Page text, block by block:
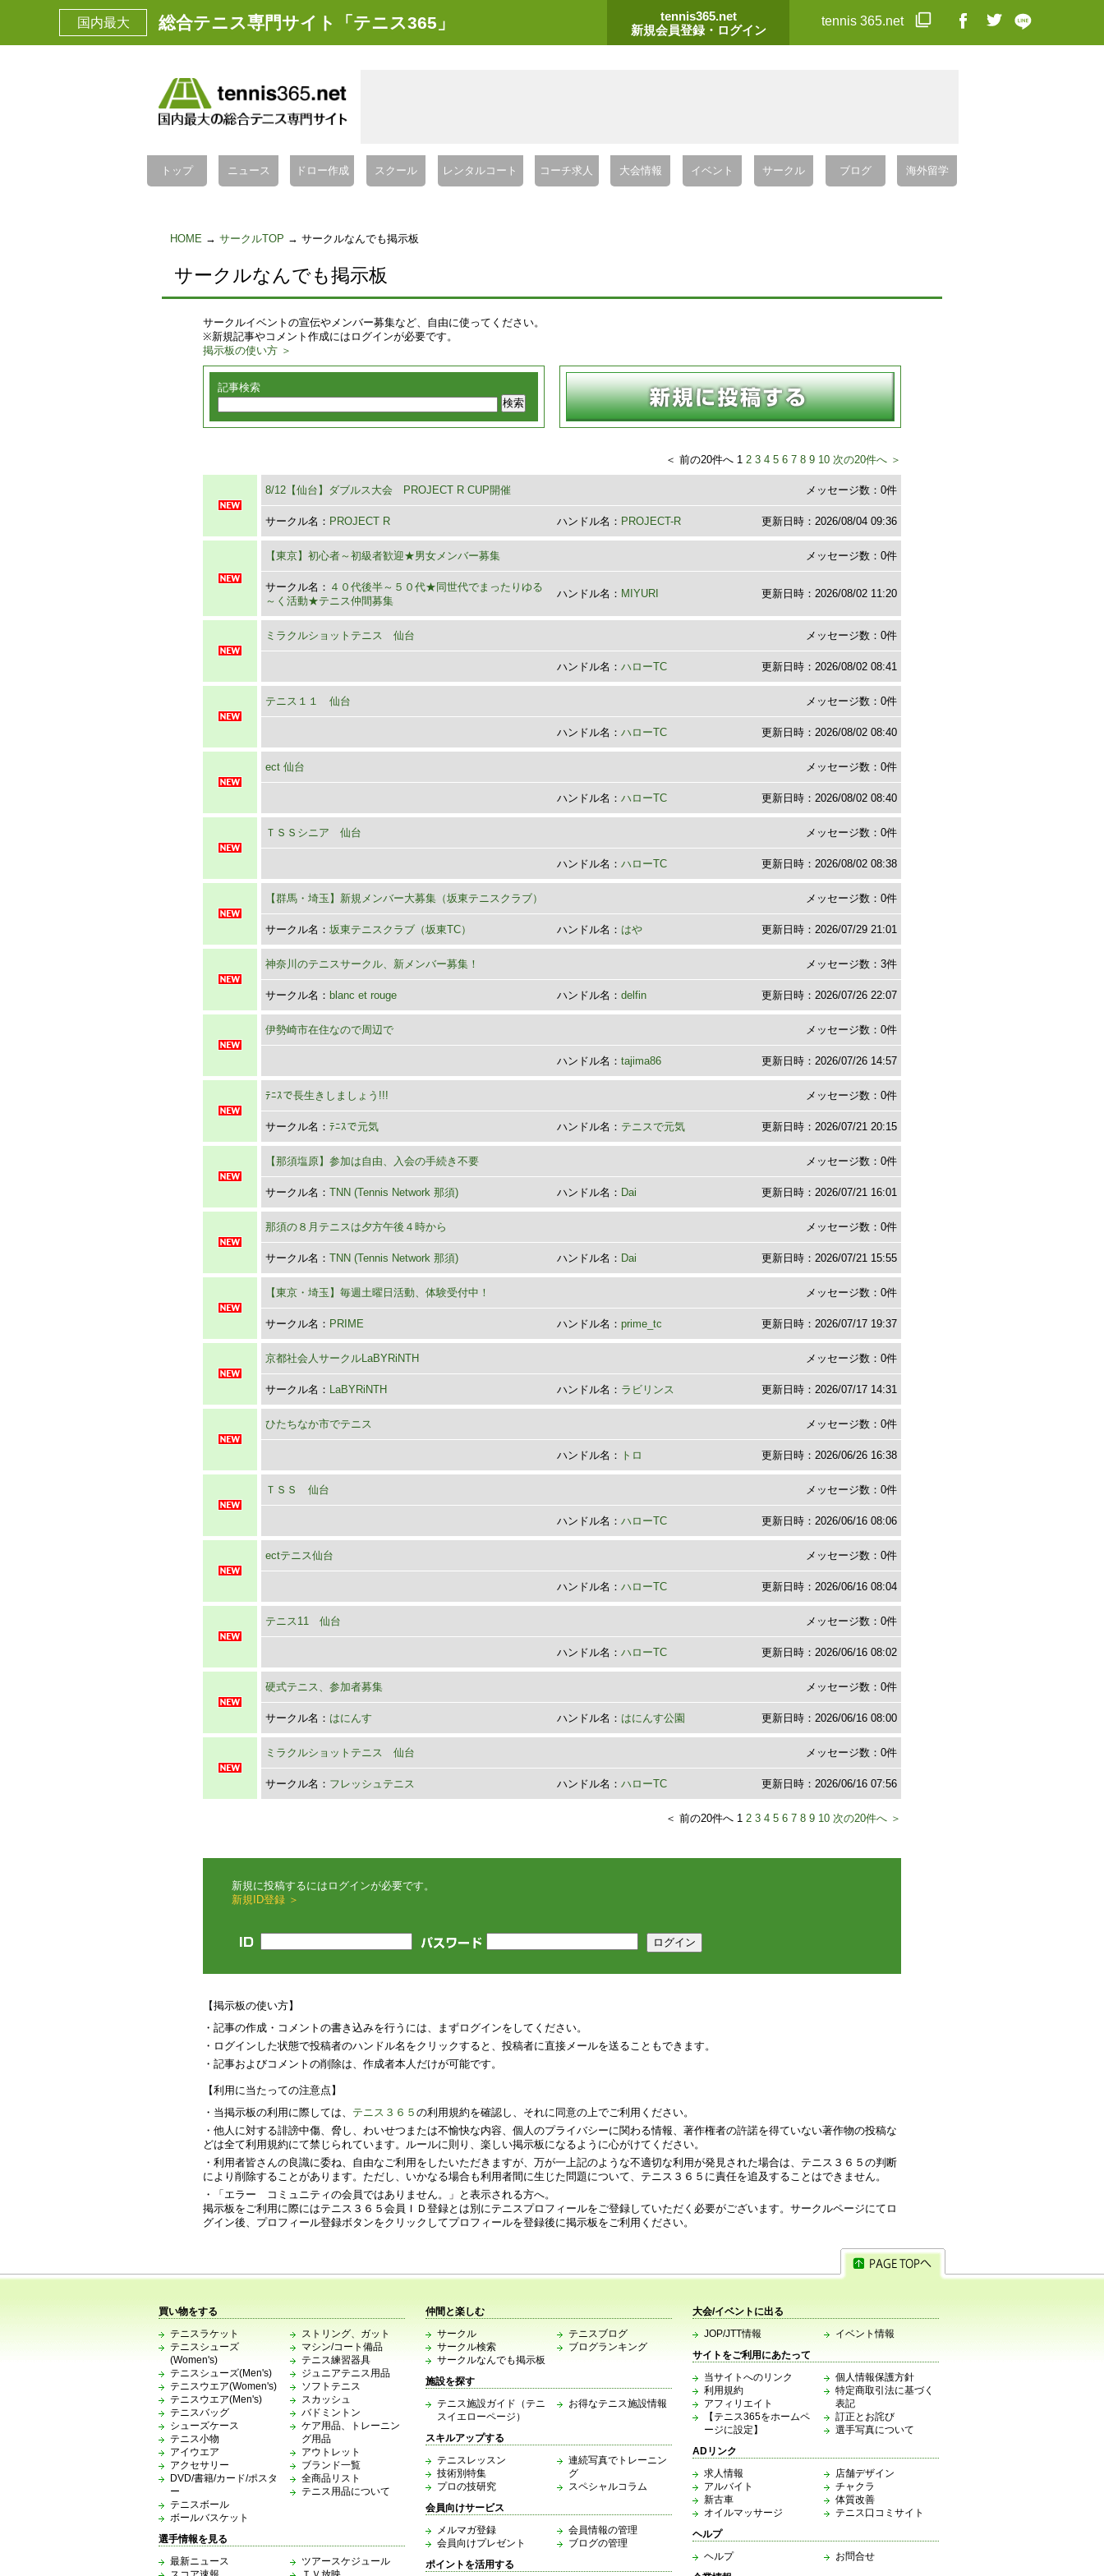
国内最大 総合テニス専門サイト「テニス365」
tennis365.net
新規会員登録・ログイン
tennis 365.net
トップ ニュース ドロー作成 スクール レンタルコート コーチ求人 大会情報 イベント サークル ブログ 海外留学
HOME → サークルTOP → サークルなんでも掲示板
サークルなんでも掲示板
サークルイベントの宣伝やメンバー募集など、自由に使ってください。
※新規記事やコメント作成にはログインが必要です。
掲示板の使い方 ＞
記事検索
＜ 前の20件へ 1 2 3 4 5 6 7 8 9 10 次の20件へ ＞
8/12【仙台】ダブルス大会 PROJECT R CUP開催 メッセージ数：0件
サークル名： PROJECT R ハンドル名： PROJECT-R 更新日時：2026/08/04 09:36
【東京】初心者～初級者歓迎★男女メンバー募集 メッセージ数：0件
サークル名： ４０代後半～５０代★同世代でまったりゆる
～く活動★テニス仲間募集
ハンドル名： MIYURI 更新日時：2026/08/02 11:20
ミラクルショットテニス 仙台 メッセージ数：0件
ハンドル名： ハローTC 更新日時：2026/08/02 08:41
テニス１１ 仙台 メッセージ数：0件
ハンドル名： ハローTC 更新日時：2026/08/02 08:40
ect 仙台 メッセージ数：0件
ハンドル名： ハローTC 更新日時：2026/08/02 08:40
ＴＳＳシニア 仙台 メッセージ数：0件
ハンドル名： ハローTC 更新日時：2026/08/02 08:38
【群馬・埼玉】新規メンバー大募集（坂東テニスクラブ） メッセージ数：0件
サークル名： 坂東テニスクラブ（坂東TC） ハンドル名： はや 更新日時：2026/07/29 21:01
神奈川のテニスサークル、新メンバー募集！ メッセージ数：3件
サークル名： blanc et rouge ハンドル名： delfin 更新日時：2026/07/26 22:07
伊勢崎市在住なので周辺で メッセージ数：0件
ハンドル名： tajima86 更新日時：2026/07/26 14:57
ﾃﾆｽで長生きしましょう!!! メッセージ数：0件
サークル名： ﾃﾆｽで元気 ハンドル名： テニスで元気 更新日時：2026/07/21 20:15
【那須塩原】参加は自由、入会の手続き不要 メッセージ数：0件
サークル名： TNN (Tennis Network 那須) ハンドル名： Dai 更新日時：2026/07/21 16:01
那須の８月テニスは夕方午後４時から メッセージ数：0件
サークル名： TNN (Tennis Network 那須) ハンドル名： Dai 更新日時：2026/07/21 15:55
【東京・埼玉】毎週土曜日活動、体験受付中！ メッセージ数：0件
サークル名： PRIME ハンドル名： prime_tc 更新日時：2026/07/17 19:37
京都社会人サークルLaBYRiNTH メッセージ数：0件
サークル名： LaBYRiNTH ハンドル名： ラビリンス 更新日時：2026/07/17 14:31
ひたちなか市でテニス メッセージ数：0件
ハンドル名： トロ 更新日時：2026/06/26 16:38
ＴＳＳ 仙台 メッセージ数：0件
ハンドル名： ハローTC 更新日時：2026/06/16 08:06
ectテニス仙台 メッセージ数：0件
ハンドル名： ハローTC 更新日時：2026/06/16 08:04
テニス11 仙台 メッセージ数：0件
ハンドル名： ハローTC 更新日時：2026/06/16 08:02
硬式テニス、参加者募集 メッセージ数：0件
サークル名： はにんす ハンドル名： はにんす公園 更新日時：2026/06/16 08:00
ミラクルショットテニス 仙台 メッセージ数：0件
サークル名： フレッシュテニス ハンドル名： ハローTC 更新日時：2026/06/16 07:56
＜ 前の20件へ 1 2 3 4 5 6 7 8 9 10 次の20件へ ＞
新規に投稿するにはログインが必要です。
新規ID登録 ＞
【掲示板の使い方】
・記事の作成・コメントの書き込みを行うには、まずログインをしてください。
・ログインした状態で投稿者のハンドル名をクリックすると、投稿者に直接メールを送ることもできます。
・記事およびコメントの削除は、作成者本人だけが可能です。
【利用に当たっての注意点】
・当掲示板の利用に際しては、 テニス３６５ の利用規約を確認し、それに同意の上でご利用ください。
・他人に対する誹謗中傷、脅し、わいせつまたは不愉快な内容、個人のプライバシーに関わる情報、著作権者の許諾を得ていない著作物の投稿な
どは全て利用規約にて禁じられています。ルールに則り、楽しい掲示板になるように心がけてください。
・利用者皆さんの良識に委ね、自由なご利用をしたいただきますが、万が一上記のような不適切な利用が発見された場合は、テニス３６５の判断
により削除することがあります。ただし、いかなる場合も利用者間に生じた問題について、テニス３６５に責任を追及することはできません。
・「エラー コミュニティの会員ではありません。」と表示される方へ。
掲示板をご利用に際にはテニス３６５会員ＩＤ登録とは別にテニスプロフィールをご登録していただく必要がございます。サークルページにてロ
グイン後、プロフィール登録ボタンをクリックしてプロフィールを登録後に掲示板をご利用ください。
買い物をする
テニスラケット
テニスシューズ
(Women's)
テニスシューズ(Men's)
テニスウエア(Women's)
テニスウエア(Men's)
テニスバッグ
シューズケース
テニス小物
アイウエア
アクセサリー
DVD/書籍/カード/ポスタ
ー
テニスボール
ボールバスケット
ストリング、ガット
マシン/コート備品
テニス練習器具
ジュニアテニス用品
ソフトテニス
スカッシュ
バドミントン
ケア用品、トレーニン
グ用品
アウトレット
ブランド一覧
全商品リスト
テニス用品について
選手情報を見る
最新ニュース
ツアースケジュール
仲間と楽しむ
サークル
サークル検索
サークルなんでも掲示板
テニスブログ
ブログランキング
施設を探す
テニス施設ガイド（テニ
スイエローページ）
お得なテニス施設情報
スキルアップする
テニスレッスン
技術別特集
プロの技研究
連続写真でトレーニン
グ
スペシャルコラム
会員向けサービス
メルマガ登録
会員向けプレゼント
会員情報の管理
ブログの管理
ポイントを活用する
大会/イベントに出る
JOP/JTT情報
イベント情報
サイトをご利用にあたって
当サイトへのリンク
利用規約
アフィリエイト
【テニス365をホームペ
ージに設定】
個人情報保護方針
特定商取引法に基づく
表記
訂正とお詫び
選手写真について
ADリンク
求人情報
アルバイト
新古車
オイルマッサージ
店舗デザイン
チャクラ
体質改善
テニス口コミサイト
ヘルプ
ヘルプ
お問合せ